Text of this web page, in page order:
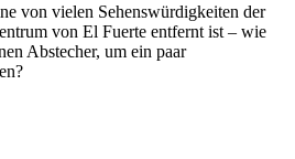
von vielen Sehenswürdigkeiten der
von El Fuerte entfernt ist – wie
Abstecher, um ein paar